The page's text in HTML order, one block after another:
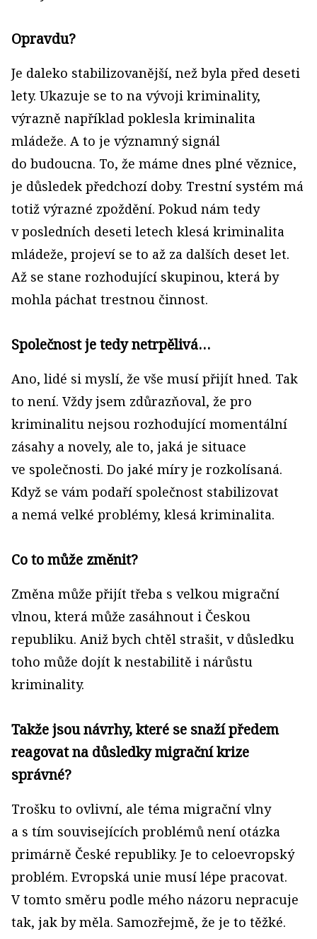
Opravdu?
Je daleko stabilizovanější, než byla před deseti
lety. Ukazuje se to na vývoji kriminality,
výrazně například poklesla kriminalita
mládeže. A to je významný signál
do budoucna. To, že máme dnes plné věznice,
je důsledek předchozí doby. Trestní systém má
totiž výrazné zpoždění. Pokud nám tedy
v posledních deseti letech klesá kriminalita
mládeže, projeví se to až za dalších deset let.
Až se stane rozhodující skupinou, která by
mohla páchat trestnou činnost.
Společnost je tedy netrpělivá…
Ano, lidé si myslí, že vše musí přijít hned. Tak
to není. Vždy jsem zdůrazňoval, že pro
kriminalitu nejsou rozhodující momentální
zásahy a novely, ale to, jaká je situace
ve společnosti. Do jaké míry je rozkolísaná.
Když se vám podaří společnost stabilizovat
a nemá velké problémy, klesá kriminalita.
Co to může změnit?
Změna může přijít třeba s velkou migrační
vlnou, která může zasáhnout i Českou
republiku. Aniž bych chtěl strašit, v důsledku
toho může dojít k nestabilitě i nárůstu
kriminality.
Takže jsou návrhy, které se snaží předem
reagovat na důsledky migrační krize
správné?
Trošku to ovlivní, ale téma migrační vlny
a s tím souvi­sejících problémů není otázka
primárně České republiky. Je to celoevropský
problém. Evropská unie musí lépe pracovat.
V tomto směru podle mého názoru nepracuje
tak, jak by měla. Samozřejmě, že je to těžké.